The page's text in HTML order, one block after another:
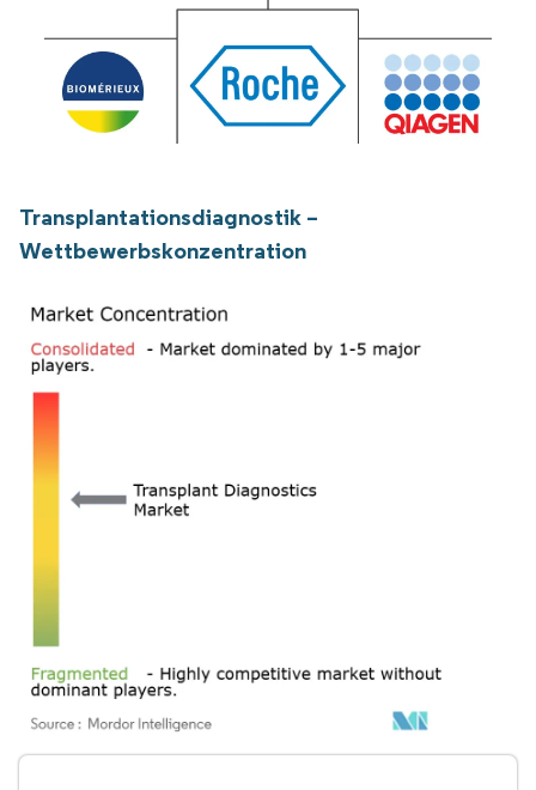
Transplantationsdiagnostik –
Wettbewerbskonzentration